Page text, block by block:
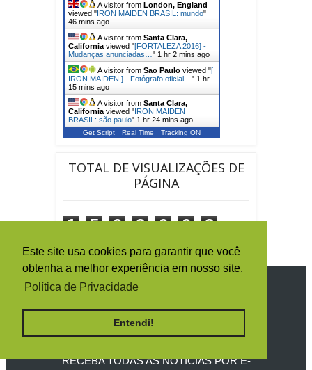
Este site usa cookies para garantir que você
obtenha a melhor experiência em nosso site.
Política de Privacidade
Entendi!
A visitor from London, England
viewed "IRON MAIDEN BRASIL: mundo"
46 mins ago
A visitor from Santa Clara,
California viewed "[FORTALEZA 2016] -
Mudanças anunciadas… " 1 hr 2 mins ago
A visitor from Sao Paulo viewed "[
IRON MAIDEN ] - Fotógrafo oficial… " 1 hr
15 mins ago
A visitor from Santa Clara,
California viewed "IRON MAIDEN
BRASIL: são paulo" 1 hr 24 mins ago
Get Script Real Time Tracking ON
TOTAL DE VISUALIZAÇÕES DE
PÁGINA
1 5 0 2 0 0
3
9
SIGA O IRON MAIDEN BRASIL
RECEBA TODAS AS NOTÍCIAS POR E-